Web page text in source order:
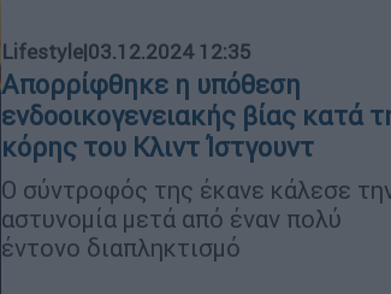
Lifestyle|03.12.2024 12:35
Απορρίφθηκε η υπόθεση
ενδοοικογενειακής βίας κατά
κόρης του Κλιντ Ίστγουντ
Ο σύντροφός της έκανε κάλεσε
αστυνομία μετά από έναν πολύ
έντονο διαπληκτισμό